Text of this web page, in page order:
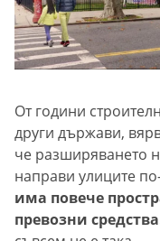
От години
други държави,
че разширяването
направи улиците
има повече
превозни